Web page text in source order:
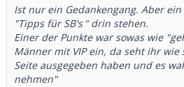
Ist nur ein Gedankengang. Aber
"Tipps für SB's " drin stehen.
Einer der Punkte war sowas wie
Männer mit VIP ein, da seht ihr wie
Seite ausgegeben haben und es
nehmen"